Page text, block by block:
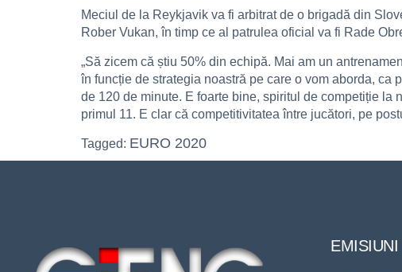
Meciul de la Reykjavik va fi arbitrat de o brigadă din
Rober Vukan, în timp ce al patrulea oficial va fi Rade
„Să zicem că știu 50% din echipă. Mai am un
în funcție de strategia noastră pe care o vom aborda,
de 120 de minute. E foarte bine, spiritul de competiție
primul 11. E clar că competitivitatea între jucători, pe
Tagged: EURO 2020
EMISIUNI